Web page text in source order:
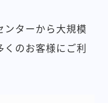
ターから大規模
くのお客様にご利